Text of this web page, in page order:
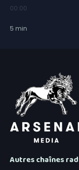
00:00
5 min
Autres chaînes